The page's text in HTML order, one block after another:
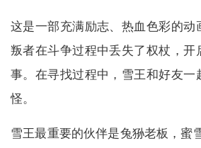
这是一部充满励志、热血色彩的动
叛者在斗争过程中丢失了权杖，开
事。在寻找过程中，雪王和好友一
怪。
雪王最重要的伙伴是兔狲老板，蜜